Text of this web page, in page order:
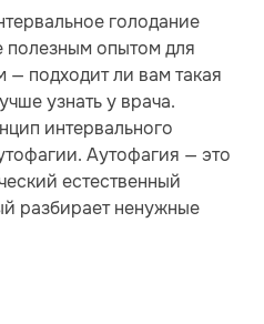
голодание
полезным опытом для
подходит ли вам такая
узнать у врача.
интервального
Аутофагия — это
естественный
разбирает ненужные